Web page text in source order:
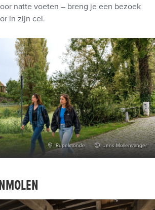
Rupelmonde Jens Mollenvanger
natte voeten – breng je een bezoek
in zijn cel.